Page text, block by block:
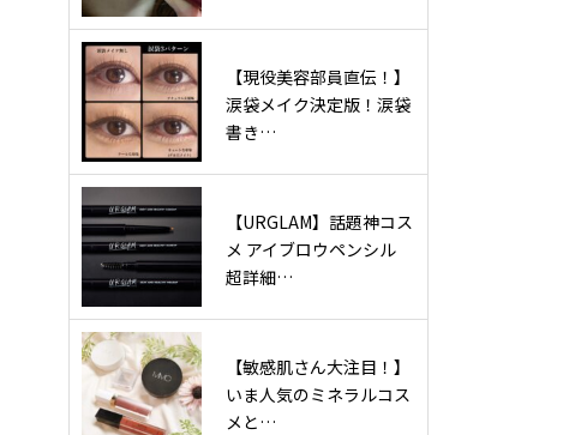
【現役美容部員直伝！】
涙袋メイク決定版！涙袋
書き…
【URGLAM】話題神コス
メ アイブロウペンシル
超詳細…
【敏感肌さん大注目！】
いま人気のミネラルコス
メと…